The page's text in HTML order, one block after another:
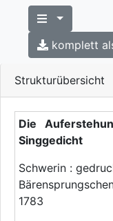
Strukturübersicht
Die
Singgedicht
Schwerin :
1783
komplett